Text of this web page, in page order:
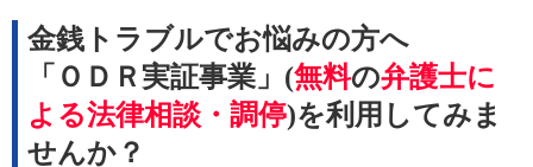
金銭トラブルでお悩みの方へ
「ＯＤＲ実証事業」(無料の弁護士に
よる法律相談・調停)を利用してみま
せんか？